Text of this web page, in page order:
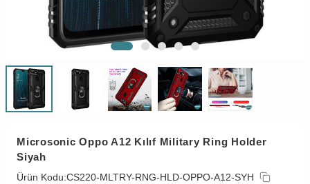
Microsonic Oppo A12 Kılıf Military Ring Holder
Siyah
Ürün Kodu:CS220-MLTRY-RNG-HLD-OPPO-A12-SYH